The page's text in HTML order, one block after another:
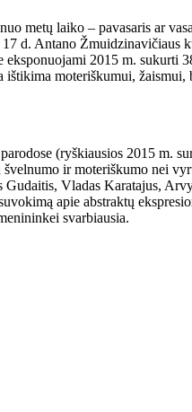
metų laiko – pavasaris ar
d. Antano
2015 m.
moteriškumui,
(ryškiausios 2015 m.
ir moteriškumo nei
Vladas Karatajus,
apie abstraktų
svarbiausia.